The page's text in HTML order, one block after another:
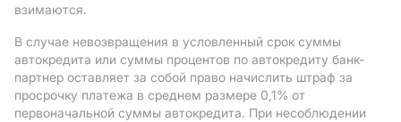
взимаются.
В случае невозвращения в условленный срок суммы
автокредита или суммы процентов по автокредиту банк-
партнер оставляет за собой право начислить штраф за
просрочку платежа в среднем размере 0,1% от
первоначальной суммы автокредита. При несоблюдении